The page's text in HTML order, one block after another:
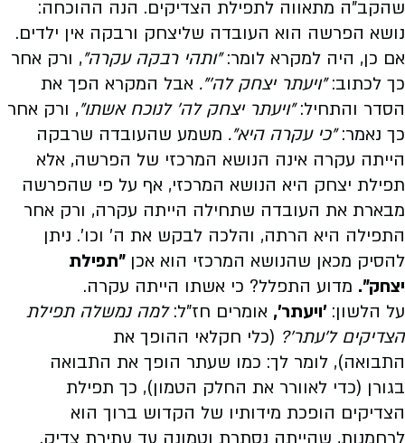
שהקב"ה מתאווה לתפילת הצדיקים. הנה ההוכחה:
נושא הפרשה הוא העובדה שליצחק ורבקה אין ילדים.
אם כן, היה למקרא לומר:"ותהי רבקה עקרה", ורק אחר
כך לכתוב:"ויעתר יצחק לה'". אבל המקרא הפך את
הסדר והתחיל:"ויעתר יצחק לה' לנוכח אשתו", ורק אחר
כך נאמר:"כי עקרה היא". משמע שהעובדה שרבקה
הייתה עקרה אינה הנושא המרכזי של הפרשה, אלא
תפילת יצחק היא הנושא המרכזי, אף על פי שהפרשה
מבארת את העובדה שתחילה הייתה עקרה, ורק אחר
התפילה היא הרתה, והלכה לבקש את ה' וכו'. ניתן
להסיק מכאן שהנושא המרכזי הוא אכן "תפילת
יצחק". מדוע התפלל? כי אשתו הייתה עקרה.
על הלשון: 'ויעתר', אומרים חז"ל:למה נמשלה תפילת
הצדיקים ל'עתר'? (כלי חקלאי ההופך את
התבואה), לומר לך: כמו שעתר הופך את התבואה
בגורן (כדי לאוורר את החלק הטמון), כך תפילת
הצדיקים הופכת מידותיו של הקדוש ברוך הוא
לרחמנות, שהייתה נסתרת וטמונה עד עתירת צדיק.